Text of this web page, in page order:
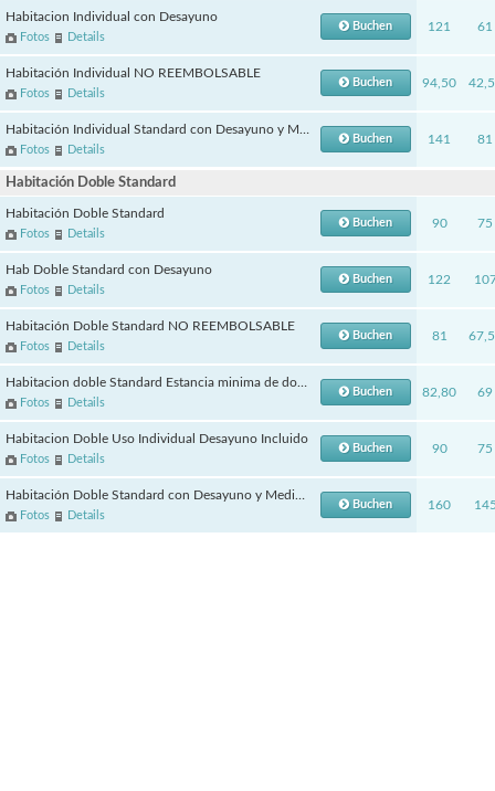
Habitacion Individual con Desayuno
Fotos Details
Buchen 121 61
Habitación Individual NO REEMBOLSABLE
Fotos Details
Buchen 94,50
Fotos Details
Buchen 141 81
Habitación Doble Standard
Habitación Doble Standard
Fotos Details
Buchen 90 75
Hab Doble Standard con Desayuno
Fotos Details
Buchen 122
Habitación Doble Standard NO REEMBOLSABLE
Fotos Details
Buchen 81
Fotos Details
Buchen 82,80 69
Habitacion Doble Uso Individual Desayuno Incluido
Fotos Details
Buchen 90 75
Fotos Details
Buchen 160